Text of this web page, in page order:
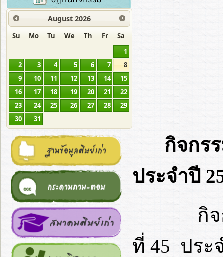
August 2026
Su Mo Tu We Th Fr
Sa
1
2
3 4 5 6 7
8
9
10 11 12 13 14
15
16
17 18 19 20 21
22
23
24 25 26 27 28
29
30
31
กิจกร
ประจำปี
กิจกรร
ที่ 45 ประ